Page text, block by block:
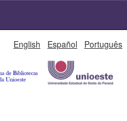
English Español Português